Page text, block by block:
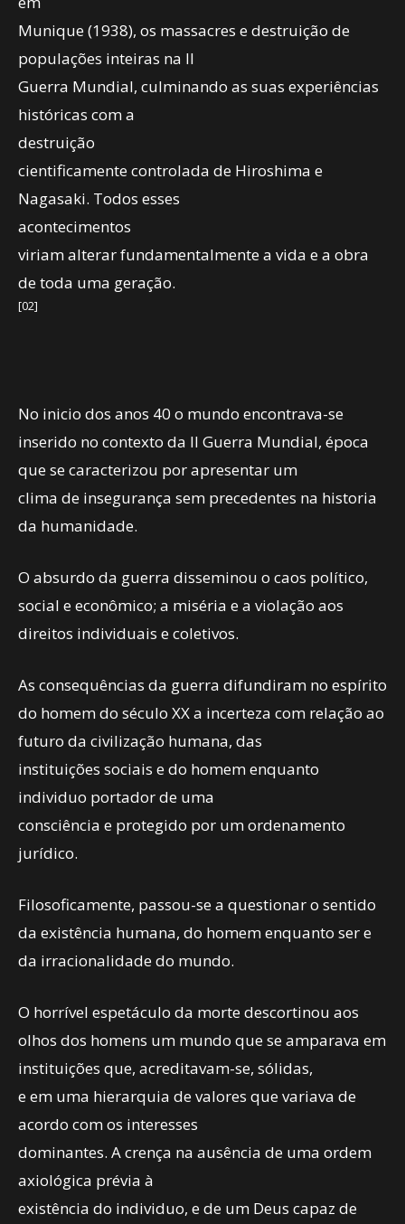
Munique (1938), os massacres e destruição de
populações inteiras na II
Guerra Mundial, culminando as suas experiências
históricas com a
destruição
cientificamente controlada de Hiroshima e
Nagasaki. Todos esses
acontecimentos
viriam alterar fundamentalmente a vida e a obra
de toda uma geração.
[02]
No inicio dos anos 40 o mundo encontrava-se
inserido no contexto da II Guerra Mundial, época
que se caracterizou por apresentar um
clima de insegurança sem precedentes na historia
da humanidade.
O absurdo da guerra disseminou o caos político,
social e econômico; a miséria e a violação aos
direitos individuais e coletivos.
As consequências da guerra difundiram no espírito
do homem do século XX a incerteza com relação ao
futuro da civilização humana, das
instituições sociais e do homem enquanto
individuo portador de uma
consciência e protegido por um ordenamento
jurídico.
Filosoficamente, passou-se a questionar o sentido
da existência humana, do homem enquanto ser e
da irracionalidade do mundo.
O horrível espetáculo da morte descortinou aos
olhos dos homens um mundo que se amparava em
instituições que, acreditavam-se, sólidas,
e em uma hierarquia de valores que variava de
acordo com os interesses
dominantes. A crença na ausência de uma ordem
axiológica prévia à
existência do individuo, e de um Deus capaz de